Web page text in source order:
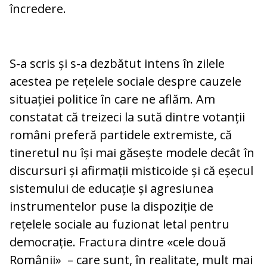
încredere.
S-a scris și s-a dezbătut intens în zilele
acestea pe rețelele sociale despre cauzele
situației politice în care ne aflăm. Am
constatat că treizeci la sută dintre votanții
români preferă partidele extremiste, că
tineretul nu își mai găsește modele decât în
discursuri și afirmații misticoide și că eșecul
sistemului de educație și agresiunea
instrumentelor puse la dispoziție de
rețelele sociale au fuzionat letal pentru
democrație. Fractura dintre «cele două
Românii» – care sunt, în realitate, mult mai